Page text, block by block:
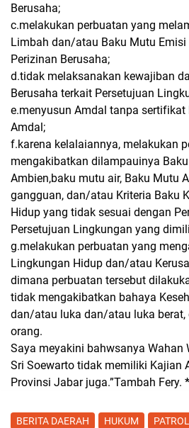
Berusaha;
c.melakukan perbuatan yang
Limbah dan/atau Baku Mutu Emisi
Perizinan Berusaha;
d.tidak melaksanakan kewajiban
Berusaha terkait Persetujuan
e.menyusun Amdal tanpa sertifikat
Amdal;
f.karena kelalaiannya, melakukan
mengakibatkan dilampauinya
Ambien,baku mutu air, Baku Mutu
gangguan, dan/atau Kriteria Baku
Hidup yang tidak sesuai dengan
Persetujuan Lingkungan yang
g.melakukan perbuatan yang
Lingkungan Hidup dan/atau
dimana perbuatan tersebut
tidak mengakibatkan bahaya
dan/atau luka dan/atau luka
orang.
Saya meyakini bahwsanya Wahan
Sri Soewarto tidak memiliki Kajian
Provinsi Jabar juga.”Tambah Fery.
BERITA DAERAH HUKUM